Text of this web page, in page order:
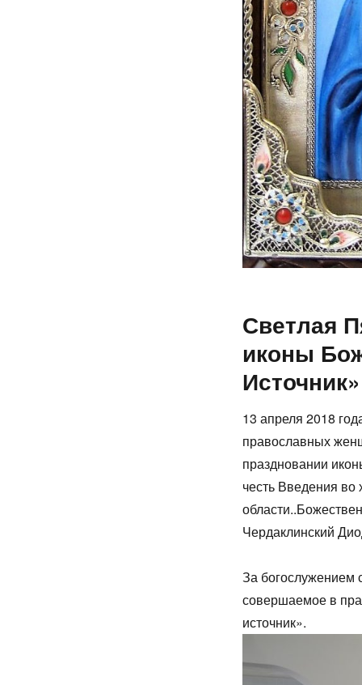
Светлая
иконы
Источник»
13 апреля 2018
православных
праздновании
честь Введения
Чердаклинский
За богослужением
совершаемое в
источник».